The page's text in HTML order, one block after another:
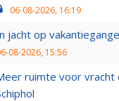
06-08-2026, 16:19
jacht op
08-2026, 15:56
ruimte voor vracht